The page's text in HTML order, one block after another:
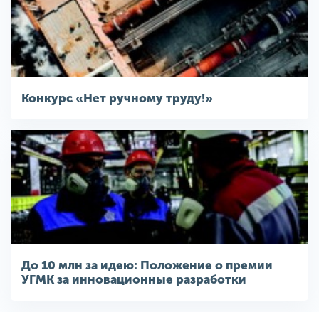
Конкурс «Нет ручному труду!»
До 10 млн за идею: Положение о премии
УГМК за инновационные разработки